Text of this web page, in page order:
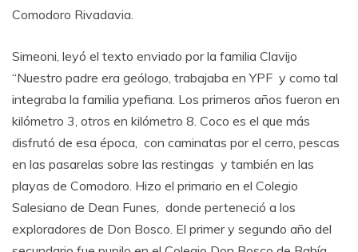
Comodoro Rivadavia.
Simeoni, leyó el texto enviado por la familia Clavijo
“Nuestro padre era geólogo, trabajaba en YPF y como tal
integraba la familia ypefiana. Los primeros años fueron en
kilómetro 3, otros en kilómetro 8. Coco es el que más
disfrutó de esa época, con caminatas por el cerro, pescas
en las pasarelas sobre las restingas y también en las
playas de Comodoro. Hizo el primario en el Colegio
Salesiano de Dean Funes, donde perteneció a los
exploradores de Don Bosco. El primer y segundo año del